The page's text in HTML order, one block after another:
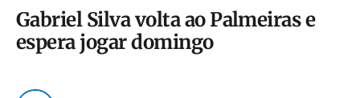
Gabriel Silva volta ao Palmeiras e
espera jogar domingo